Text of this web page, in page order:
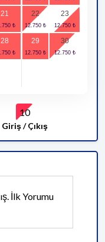
21 22 23
28 29 30
10
Giriş / Çıkış
İlk Yorumu